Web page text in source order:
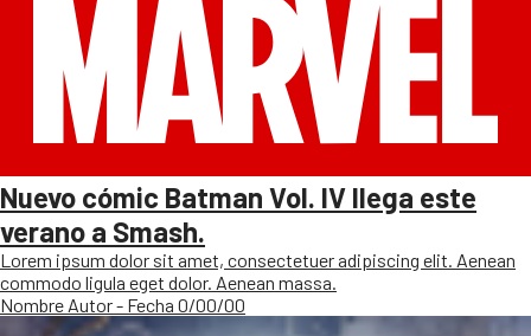
Nuevo cómic Batman Vol. IV llega este
verano a Smash.
Lorem ipsum dolor sit amet, consectetuer adipiscing elit. Aenean
commodo ligula eget dolor. Aenean massa.
Nombre Autor - Fecha 0/00/00